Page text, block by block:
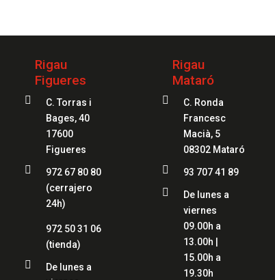
Rigau
Figueres

C. Torras i
Bages, 40
17600
Figueres

972 67 80 80
(cerrajero
24h)
972 50 31 06
(tienda)

De lunes a
Rigau
Mataró

C. Ronda
Francesc
Macià, 5
08302 Mataró
 93 707 41 89

De lunes a
viernes
09.00h a
13.00h |
15.00h a
19.30h